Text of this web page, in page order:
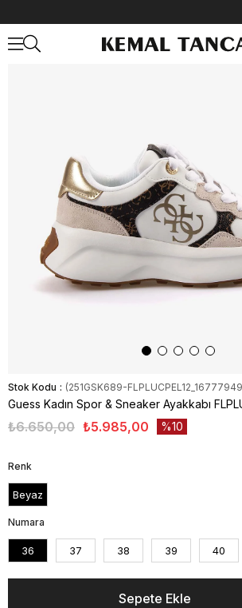
Stok Kodu (251GSK689-
Guess Kadın Spor & Sneaker Ayakkabı
₺6.650,00 ₺5.985,00 10
Renk
Beyaz
Numara
36 37 38 39 40